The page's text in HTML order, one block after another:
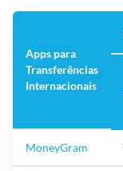
Apps para
Transferências
Internacionais
MoneyGram